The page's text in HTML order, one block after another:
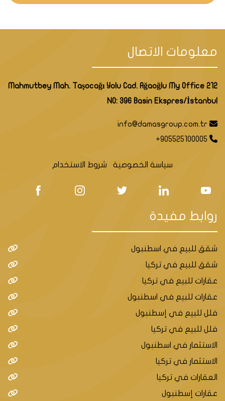
معلومات الاتصال
Mahmutbey Mah. Taşocağı Yolu Cad. Ağaoğlu My Office 212
NO: 396 Basin Ekspres/İstanbul
info@damasgroup.com.tr
+905525100005
سياسة الخصوصية شروط الاستخدام
روابط مفيدة
شقق للبيع في اسطنبول
شقق للبيع في تركيا
عقارات للبيع في تركيا
عقارات للبيع في اسطنبول
فلل للبيع في إسطنبول
فلل للبيع في تركيا
الاستثمار في اسطنبول
الاستثمار في تركيا
العقارات في تركيا
عقارات إسطنبول